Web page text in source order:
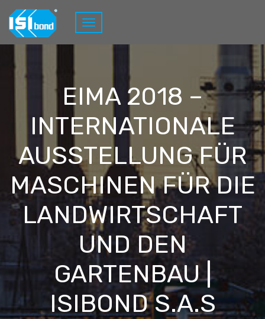
EIMA 2018 –
INTERNATIONALE
AUSSTELLUNG FÜR
MASCHINEN FÜR DIE
LANDWIRTSCHAFT
UND DEN
GARTENBAU |
ISIBOND S.A.S